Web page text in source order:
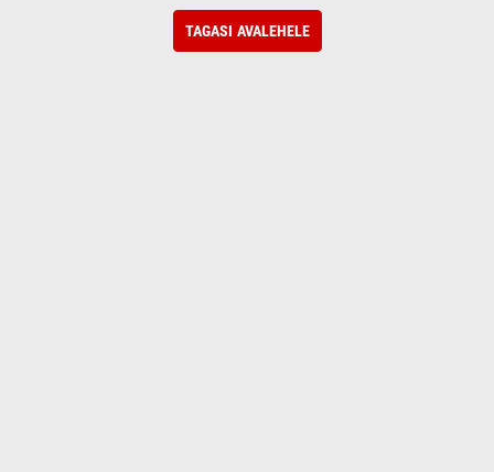
TAGASI AVALEHELE